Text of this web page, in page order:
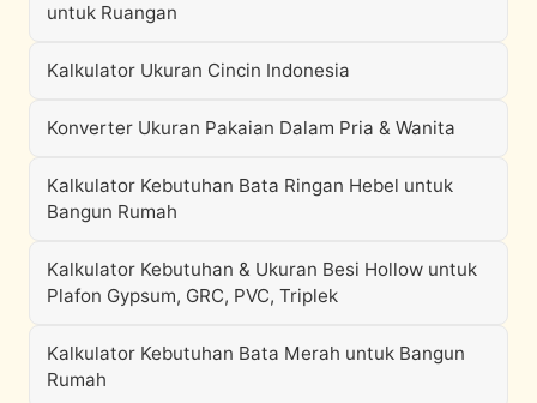
untuk Ruangan
Kalkulator Ukuran Cincin Indonesia
Konverter Ukuran Pakaian Dalam Pria & Wanita
Kalkulator Kebutuhan Bata Ringan Hebel untuk
Bangun Rumah
Kalkulator Kebutuhan & Ukuran Besi Hollow untuk
Plafon Gypsum, GRC, PVC, Triplek
Kalkulator Kebutuhan Bata Merah untuk Bangun
Rumah